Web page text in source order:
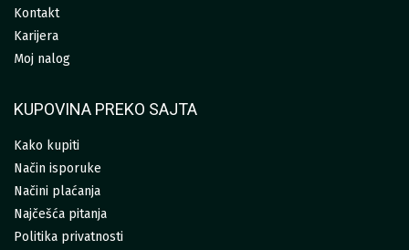
Kontakt
Karijera
Moj nalog
KUPOVINA PREKO SAJTA
Kako kupiti
Način isporuke
Načini plaćanja
Najčešća pitanja
Politika privatnosti